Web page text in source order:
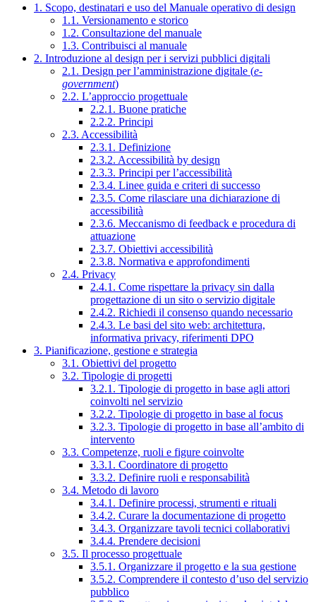
1. Scopo, destinatari e uso del Manuale operativo di design
1.1. Versionamento e storico
1.2. Consultazione del manuale
1.3. Contribuisci al manuale
2. Introduzione al design per i servizi pubblici digitali
2.1. Design per l’amministrazione digitale (e-
government)
2.2. L’approccio progettuale
2.2.1. Buone pratiche
2.2.2. Principi
2.3. Accessibilità
2.3.1. Definizione
2.3.2. Accessibilità by design
2.3.3. Principi per l’accessibilità
2.3.4. Linee guida e criteri di successo
2.3.5. Come rilasciare una dichiarazione di
accessibilità
2.3.6. Meccanismo di feedback e procedura di
attuazione
2.3.7. Obiettivi accessibilità
2.3.8. Normativa e approfondimenti
2.4. Privacy
2.4.1. Come rispettare la privacy sin dalla
progettazione di un sito o servizio digitale
2.4.2. Richiedi il consenso quando necessario
2.4.3. Le basi del sito web: architettura,
informativa privacy, riferimenti DPO
3. Pianificazione, gestione e strategia
3.1. Obiettivi del progetto
3.2. Tipologie di progetti
3.2.1. Tipologie di progetto in base agli attori
coinvolti nel servizio
3.2.2. Tipologie di progetto in base al focus
3.2.3. Tipologie di progetto in base all’ambito di
intervento
3.3. Competenze, ruoli e figure coinvolte
3.3.1. Coordinatore di progetto
3.3.2. Definire ruoli e responsabilità
3.4. Metodo di lavoro
3.4.1. Definire processi, strumenti e rituali
3.4.2. Curare la documentazione di progetto
3.4.3. Organizzare tavoli tecnici collaborativi
3.4.4. Prendere decisioni
3.5. Il processo progettuale
3.5.1. Organizzare il progetto e la sua gestione
3.5.2. Comprendere il contesto d’uso del servizio
pubblico